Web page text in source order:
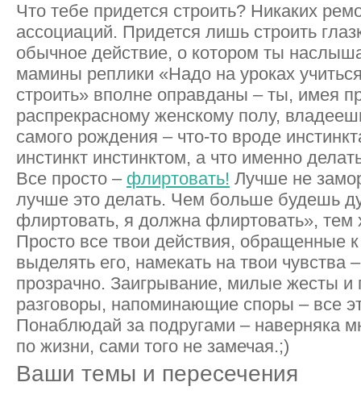
Что тебе придется строить? Никаких
ассоциаций. Придется лишь строить
обычное действие, о котором ты
мамины реплики «Надо на уроках
строить» вполне оправданы – ты, имея
распрекрасному женскому полу,
самого рождения – что-то вроде
инстинкт инстинктом, а что именно
Все просто – флиртовать! Лучше не
лучше это делать. Чем больше будешь
флиртовать, я должна флиртовать», тем
Просто все твои действия, обращенные
выделять его, намекать на твои чувства
прозрачно. Заигрывание, милые жесты и
разговоры, напоминающие споры – все
Понаблюдай за подругами – наверняка
по жизни, сами того не замечая.;)
Ваши темы и пересечения